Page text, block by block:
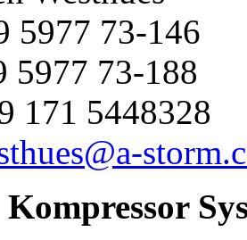
73-146
73-188
171 5448328
Kompressor